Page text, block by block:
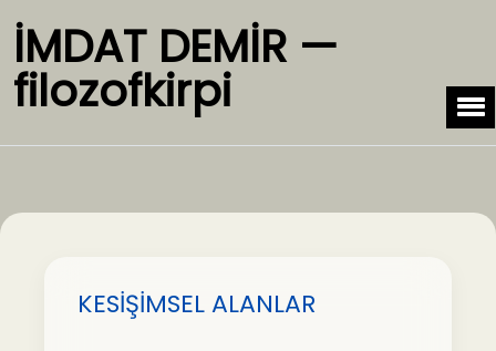
İMDAT DEMİR —
filozofkirpi
KESİŞİMSEL ALANLAR